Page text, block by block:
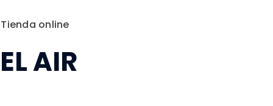
online
AIR